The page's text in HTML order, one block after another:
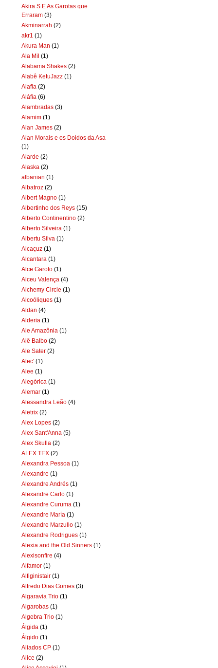
Akira S E As Garotas que
Erraram (3)
Akminarrah (2)
akr1 (1)
Akura Man (1)
Ala Mil (1)
Alabama Shakes (2)
Alabê KetuJazz (1)
Alafia (2)
Aláfia (6)
Alambradas (3)
Alamim (1)
Alan James (2)
Alan Morais e os Doidos da Asa
(1)
Alarde (2)
Alaska (2)
albanian (1)
Albatroz (2)
Albert Magno (1)
Albertinho dos Reys (15)
Alberto Continentino (2)
Alberto Silveira (1)
Albertu Silva (1)
Alcaçuz (1)
Alcantara (1)
Alce Garoto (1)
Alceu Valença (4)
Alchemy Circle (1)
Alcoóliques (1)
Aldan (4)
Alderia (1)
Ale Amazônia (1)
Alê Balbo (2)
Ale Sater (2)
Alec' (1)
Alee (1)
Alegórica (1)
Alemar (1)
Alessandra Leão (4)
Aletrix (2)
Alex Lopes (2)
Alex Sant'Anna (5)
Alex Skulla (2)
ALEX TEX (2)
Alexandra Pessoa (1)
Alexandre (1)
Alexandre Andrés (1)
Alexandre Carlo (1)
Alexandre Curuma (1)
Alexandre María (1)
Alexandre Marzullo (1)
Alexandre Rodrigues (1)
Alexia and the Old Sinners (1)
Alexisonfire (4)
Alfamor (1)
Alfiginistair (1)
Alfredo Dias Gomes (3)
Algaravia Trio (1)
Algarobas (1)
Algebra Trio (1)
Álgida (1)
Álgido (1)
Aliados CP (1)
Alice (2)